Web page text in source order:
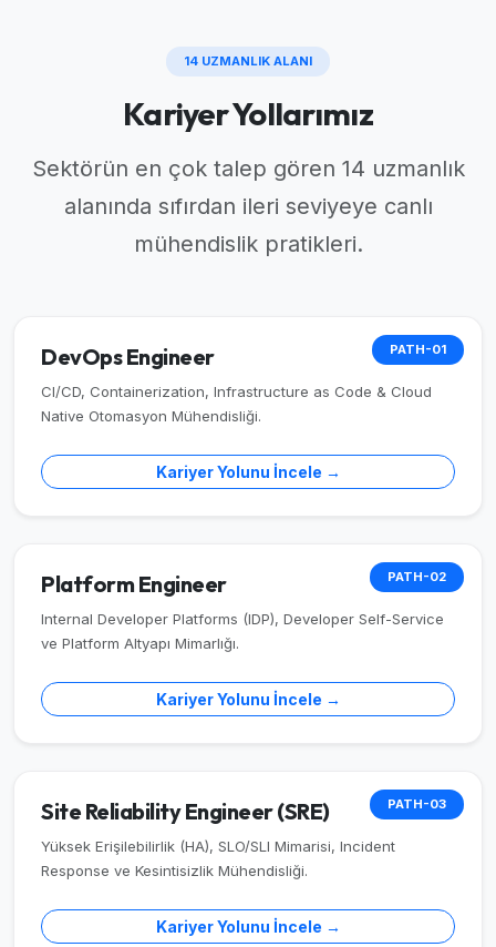
14 UZMANLIK ALANI
Kariyer Yollarımız
Sektörün en çok talep gören 14 uzmanlık
alanında sıfırdan ileri seviyeye canlı
mühendislik pratikleri.
PATH-01
DevOps Engineer
CI/CD, Containerization, Infrastructure as Code & Cloud
Native Otomasyon Mühendisliği.
Kariyer Yolunu İncele →
PATH-02
Platform Engineer
Internal Developer Platforms (IDP), Developer Self-Service
ve Platform Altyapı Mimarlığı.
Kariyer Yolunu İncele →
PATH-03
Site Reliability Engineer (SRE)
Yüksek Erişilebilirlik (HA), SLO/SLI Mimarisi, Incident
Response ve Kesintisizlik Mühendisliği.
Kariyer Yolunu İncele →